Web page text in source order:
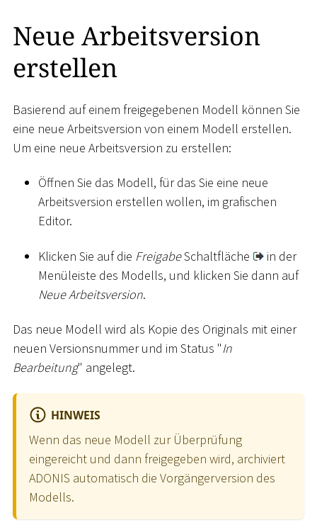
Neue Arbeitsversion
erstellen
Basierend auf einem freigegebenen Modell können Sie
eine neue Arbeitsversion von einem Modell erstellen.
Um eine neue Arbeitsversion zu erstellen:
Öffnen Sie das Modell, für das Sie eine neue
Arbeitsversion erstellen wollen, im grafischen
Editor.
Klicken Sie auf die FreigabeSchaltfläche
in der
Menüleiste des Modells, und klicken Sie dann auf
Neue Arbeitsversion.
Das neue Modell wird als Kopie des Originals mit einer
neuen Versionsnummer und im Status "In
Bearbeitung" angelegt.
HINWEIS
Wenn das neue Modell zur Überprüfung
eingereicht und dann freigegeben wird, archiviert
ADONIS automatisch die Vorgängerversion des
Modells.